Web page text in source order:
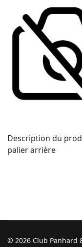
Description du
palier arrière
© 2026 Club Panhard